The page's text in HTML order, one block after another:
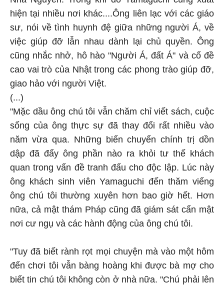
hiện tại nhiều nơi khác....Ông liên lạc với các giáo
sư, nói về tình huynh đệ giữa những người Á, về
việc giúp đỡ lẫn nhau dành lại chủ quyền. Ông
cũng nhắc nhở, hô hào "Người Á, đất Á" và cố đề
cao vai trò của Nhật trong các phong trào giúp đỡ,
giao hảo với người Việt.
(...)
"Mặc dầu ông chú tôi vẫn chăm chỉ viết sách, cuộc
sống của ông thực sự đã thay đổi rất nhiều vào
năm vừa qua. Những biến chuyển chính trị dồn
dập đã đẩy ông phần nào ra khỏi tư thế khách
quan trong vấn đề tranh đấu cho độc lập. Lúc này
ông khách sinh viên Yamaguchi đến thăm viếng
ông chú tôi thường xuyên hơn bao giờ hết. Hơn
nữa, cả mật thám Pháp cũng đã giám sát cẩn mật
nơi cư ngụ và các hành động của ông chú tôi.
"Tuy đã biết rành rọt mọi chuyện mà vào một hôm
đến chơi tôi vẫn bàng hoàng khi được bà mợ cho
biết tin chú tôi không còn ở nhà nữa. "Chú phải lên